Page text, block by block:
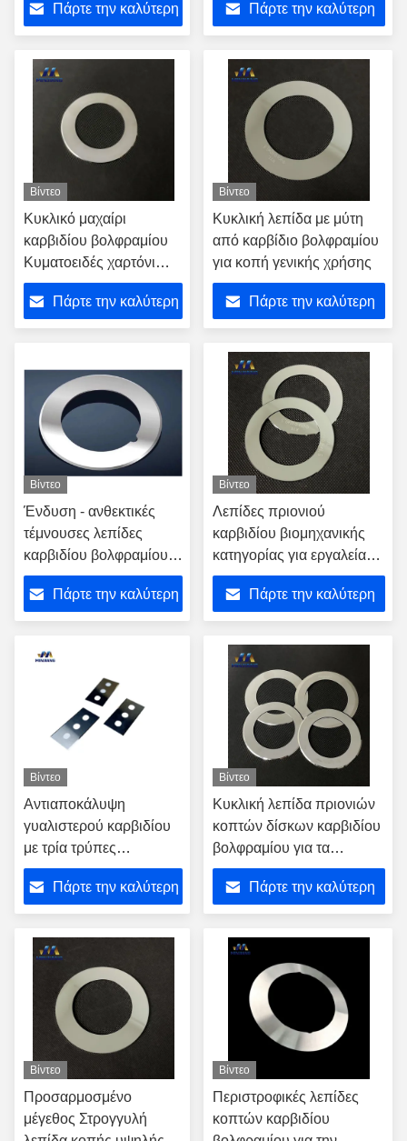
αλουμινίου
Πάρτε την καλύτερη Πάρτε την καλύτερη
Βίντεο
Κυκλικό μαχαίρι
καρβιδίου βολφραμίου
Κυματοειδές χαρτόνι
κοπής λεπίδας από
χαρτόνιΠάρτε την καλύτερη
Βίντεο
Κυκλική λεπίδα με μύτη
από καρβίδιο βολφραμίου
για κοπή γενικής χρήσης
Πάρτε την καλύτερη
Βίντεο
Ένδυση - ανθεκτικές
τέμνουσες λεπίδες
καρβιδίου βολφραμίου
για τα θετικά και
αρνητικά υλικά ανόδων
λίθιου
Πάρτε την καλύτερη
Βίντεο
Λεπίδες πριονιού
καρβιδίου βιομηχανικής
κατηγορίας για εργαλεία
κοπής
Πάρτε την καλύτερη
Βίντεο
Αντιαποκάλυψη
γυαλιστερού καρβιδίου
με τρία τρύπες
σχιστήρες που
εφαρμόζονται στην κοπή
μπαταριών λιθίου
Πάρτε την καλύτερη
Βίντεο
Κυκλική λεπίδα πριονιών
κοπτών δίσκων καρβιδίου
βολφραμίου για τα
τέμνοντα εργαλεία
Πάρτε την καλύτερη
Βίντεο
Προσαρμοσμένο
μέγεθος Στρογγυλή
Βίντεο
Περιστροφικές λεπίδες
κοπτών καρβιδίου